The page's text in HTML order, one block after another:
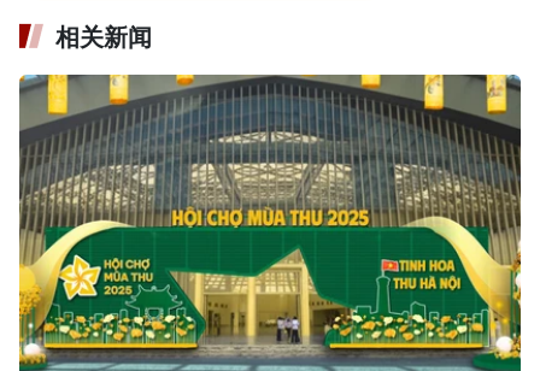
相关新闻